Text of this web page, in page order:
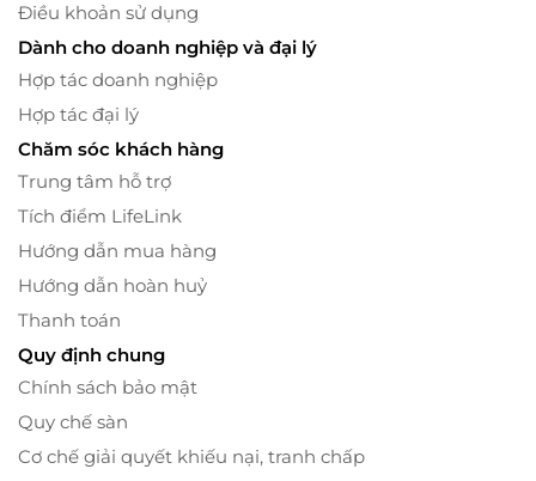
Điều khoản sử dụng
Dành cho doanh nghiệp và đại lý
Hợp tác doanh nghiệp
Hợp tác đại lý
Chăm sóc khách hàng
Trung tâm hỗ trợ
Tích điểm LifeLink
Hướng dẫn mua hàng
Hướng dẫn hoàn huỷ
Thanh toán
Quy định chung
Chính sách bảo mật
Quy chế sàn
Cơ chế giải quyết khiếu nại, tranh chấp